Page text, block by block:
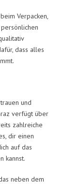
Verpacken,
dass alles
und
verfügt über
zahlreiche
dir einen
auf das
kannst.
neben dem